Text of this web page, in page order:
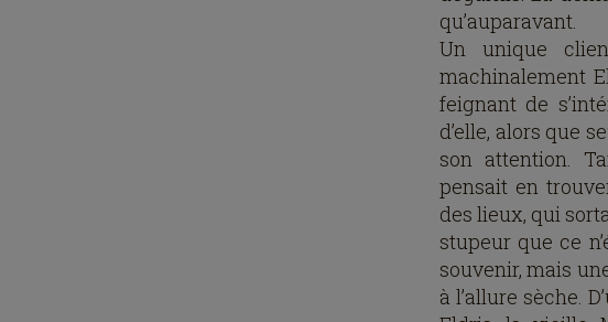
qu’auparavant.
Un unique
machinalement
feignant de
d’elle, alors que
son attention.
pensait en
des lieux, qui
stupeur que ce
souvenir, mais
à l’allure sèche.